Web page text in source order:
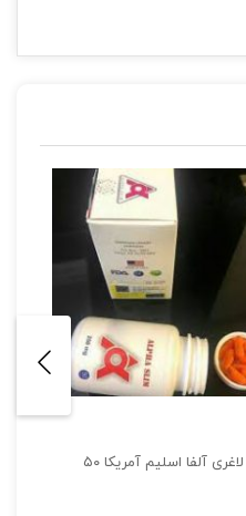
قرص لاغری آلفا اسلیم آمریکا ۵۰